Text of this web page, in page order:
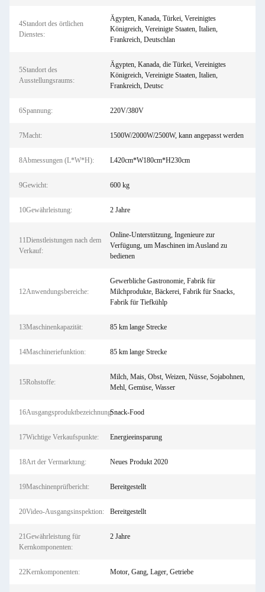
4Standort des örtlichen
Dienstes:
Ägypten, Kanada, Türkei, Vereinigtes
Königreich, Vereinigte Staaten, Italien,
Frankreich, Deutschlan
5Standort des
Ausstellungsraums:
Ägypten, Kanada, die Türkei, Vereinigtes
Königreich, Vereinigte Staaten, Italien,
Frankreich, Deutsc
6Spannung: 220V/380V
7Macht: 1500W/2000W/2500W, kann angepasst werden
8Abmessungen (L*W*H): L420cm*W180cm*H230cm
9Gewicht: 600 kg
10Gewährleistung: 2 Jahre
11Dienstleistungen nach dem
Verkauf:
Online-Unterstützung, Ingenieure zur
Verfügung, um Maschinen im Ausland zu
bedienen
12Anwendungsbereiche:
Gewerbliche Gastronomie, Fabrik für
Milchprodukte, Bäckerei, Fabrik für Snacks,
Fabrik für Tiefkühlp
13Maschinenkapazität: 85 km lange Strecke
14Maschineriefunktion: 85 km lange Strecke
15Rohstoffe:
Milch, Mais, Obst, Weizen, Nüsse, Sojabohnen,
Mehl, Gemüse, Wasser
16Ausgangsproduktbezeichnung:Snack-Food
17Wichtige Verkaufspunkte: Energieeinsparung
18Art der Vermarktung: Neues Produkt 2020
19Maschinenprüfbericht: Bereitgestellt
20Video-Ausgangsinspektion: Bereitgestellt
21Gewährleistung für
Kernkomponenten:
2 Jahre
22Kernkomponenten: Motor, Gang, Lager, Getriebe